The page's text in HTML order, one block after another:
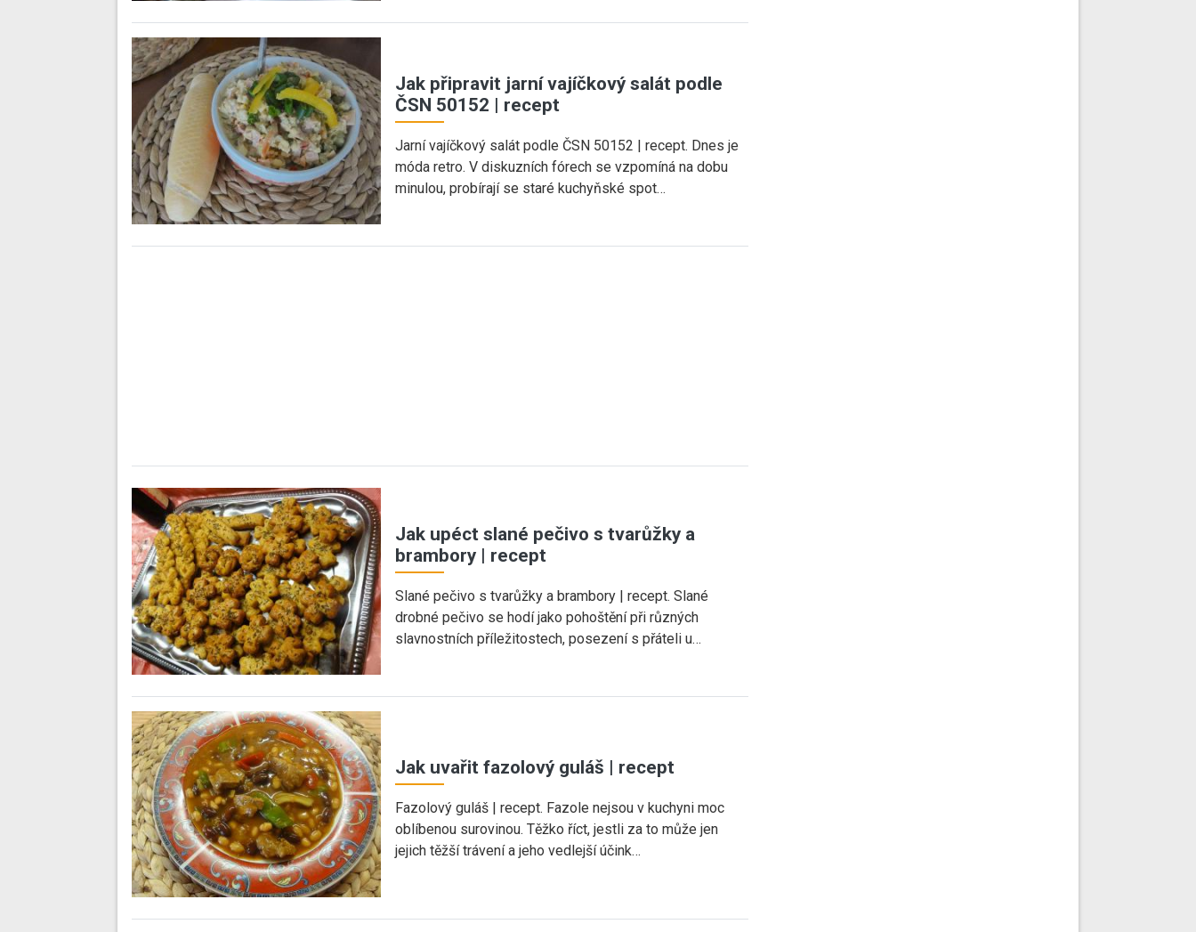
Jak připravit jarní vajíčkový salát podle
ČSN 50152 | recept
Jarní vajíčkový salát podle ČSN 50152 | recept. Dnes je
móda retro. V diskuzních fórech se vzpomíná na dobu
minulou, probírají se staré kuchyňské spot…
Jak upéct slané pečivo s tvarůžky a
brambory | recept
Slané pečivo s tvarůžky a brambory | recept. Slané
drobné pečivo se hodí jako pohoštění při různých
slavnostních příležitostech, posezení s přáteli u…
Jak uvařit fazolový guláš | recept
Fazolový guláš | recept. Fazole nejsou v kuchyni moc
oblíbenou surovinou. Těžko říct, jestli za to může jen
jejich těžší trávení a jeho vedlejší účink…